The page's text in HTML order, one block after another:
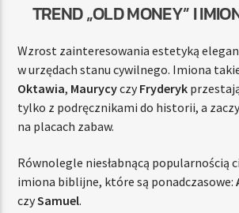
TREND „OLD MONEY” I
Wzrost zainteresowania estetyką
w urzędach stanu cywilnego. Imiona
Oktawia, MaurycyczyFryderyk
tylko z podręcznikami do historii, a
na placach zabaw.
Równolegle niesłabnącą popularnością
imiona biblijne, które są ponadczasowe:
czySamuel.